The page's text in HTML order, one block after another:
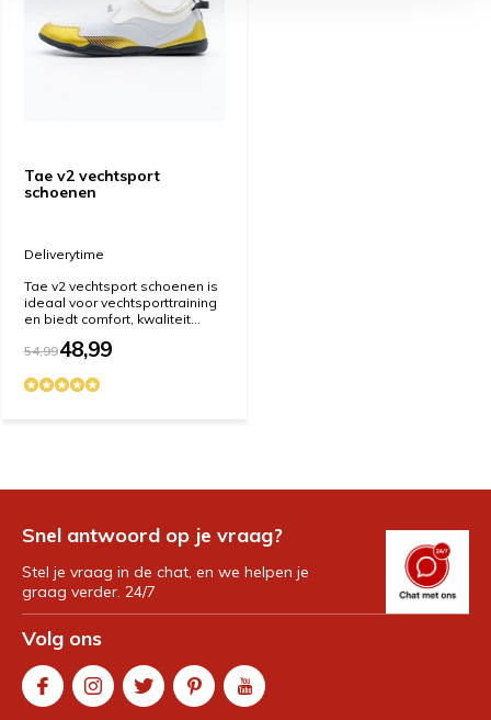
Tae v2 vechtsport
schoenen
Deliverytime
Tae v2 vechtsport schoenen is
ideaal voor vechtsporttraining
en biedt comfort, kwaliteit...
54,9948,99
Snel antwoord op je vraag?
Stel je vraag in de chat, en we helpen je
graag verder. 24/7
Volg ons